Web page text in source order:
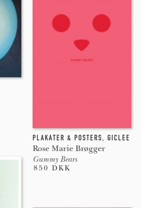
PLAKATER & POSTERS, GICLEE
Rose Marie Brøgger
Gummy Bears
850 DKK